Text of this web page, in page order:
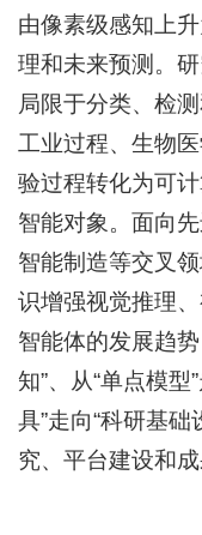
由像素级感知上
理和未来预测。
局限于分类、检
工业过程、生物
验过程转化为可
智能对象。面向
智能制造等交叉
识增强视觉推理
智能体的发展趋势
知”、从“单点模型
具”走向“科研基
究、平台建设和